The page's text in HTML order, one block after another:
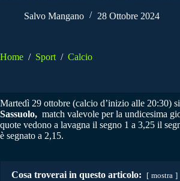
Salvo Mangano 28 Ottobre 2024
Home / Sport / Calcio
Martedì 29 ottobre (calcio d’inizio alle 20:30)
Sassuolo, match valevole per la undicesima
quote vedono a lavagna il segno 1 a 3,25 il
è segnato a 2,15.
Cosa troverai in questo articolo: mostra